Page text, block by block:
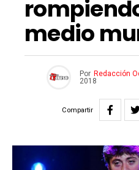
medio
Por Redacción
2018
Compartir